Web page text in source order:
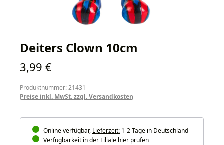
Deiters Clown 10cm
Regulärer Preis:
3,99 €
Produktnummer: 21431
Preise inkl. MwSt. zzgl. Versandkosten
Online verfügbar, Lieferzeit: 1-2 Tage in Deutschland
Verfügbarkeit in der Filiale hier prüfen